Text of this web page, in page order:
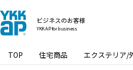
ビジネスのお客様
YKK AP for business
TOP 住宅商品 エクステリア/